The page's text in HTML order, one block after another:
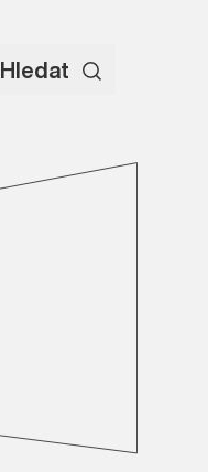
Hledat